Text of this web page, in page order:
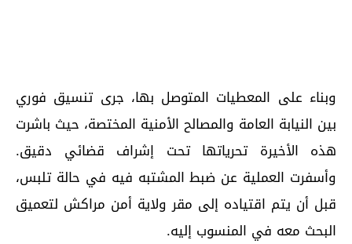
وبناء على المعطيات المتوصل بها، جرى تنسيق فوري
بين النيابة العامة والمصالح الأمنية المختصة، حيث باشرت
هذه الأخيرة تحرياتها تحت إشراف قضائي دقيق.
وأسفرت العملية عن ضبط المشتبه فيه في حالة تلبس،
قبل أن يتم اقتياده إلى مقر ولاية أمن مراكش لتعميق
البحث معه في المنسوب إليه.